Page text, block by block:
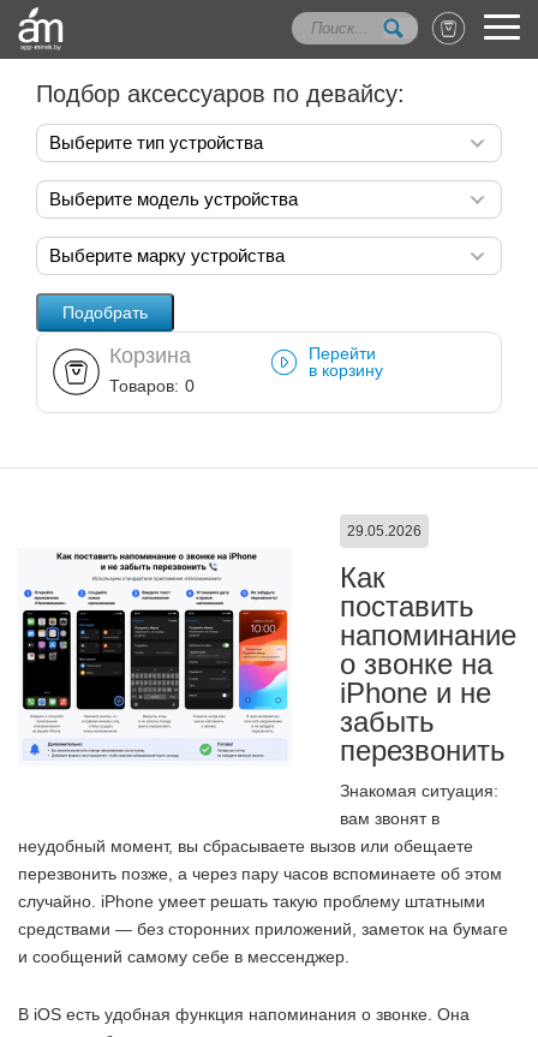
Подбор аксессуаров по девайсу:
Выберите тип устройства
Выберите модель устройства
Выберите марку устройства
Корзина
Товаров: 0
Перейти
в корзину
29.05.2026
Как
поставить
напоминание
о звонке на
iPhone и не
забыть
перезвонить
Знакомая ситуация:
вам звонят в
неудобный момент, вы сбрасываете вызов или обещаете
перезвонить позже, а через пару часов вспоминаете об этом
случайно. iPhone умеет решать такую проблему штатными
средствами — без сторонних приложений, заметок на бумаге
и сообщений самому себе в мессенджер.
В iOS есть удобная функция напоминания о звонке. Она